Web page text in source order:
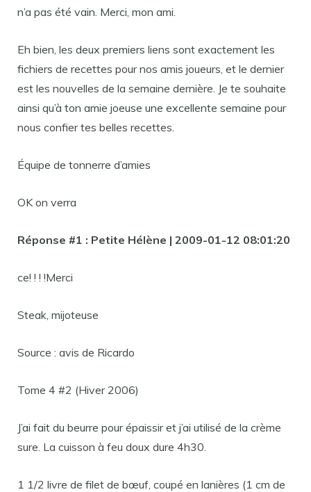
n’a pas été vain. Merci, mon ami.
Eh bien, les deux premiers liens sont exactement les
fichiers de recettes pour nos amis joueurs, et le dernier
est les nouvelles de la semaine dernière. Je te souhaite
ainsi qu’à ton amie joeuse une excellente semaine pour
nous confier tes belles recettes.
Équipe de tonnerre d’amies
OK on verra
Réponse #1 : Petite Hélène | 2009-01-12 08:01:20
ce! ! ! !Merci
Steak, mijoteuse
Source : avis de Ricardo
Tome 4 #2 (Hiver 2006)
J’ai fait du beurre pour épaissir et j’ai utilisé de la crème
sure. La cuisson à feu doux dure 4h30.
1 1/2 livre de filet de bœuf, coupé en lanières (1 cm de